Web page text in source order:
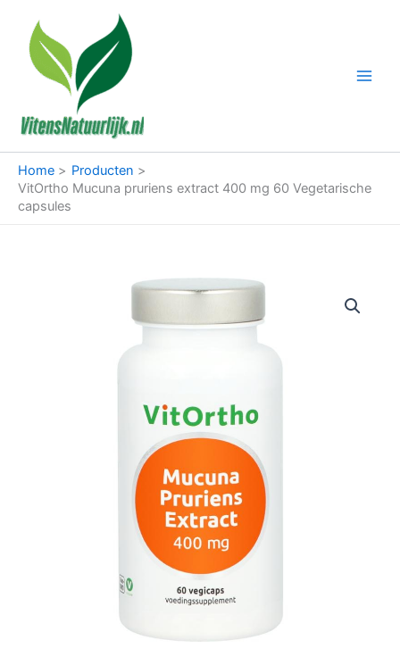
inhoud
Home
Producten
VitOrtho Mucuna pruriens extract 400 mg 60 Vegetarische
capsules